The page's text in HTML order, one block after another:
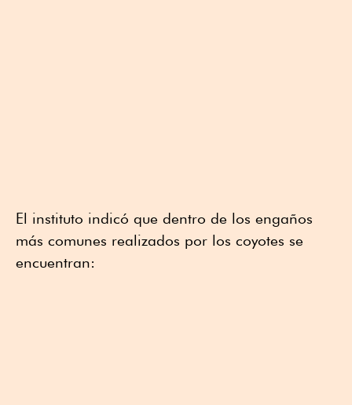
El instituto indicó que dentro de los engaños
más comunes realizados por los coyotes se
encuentran: